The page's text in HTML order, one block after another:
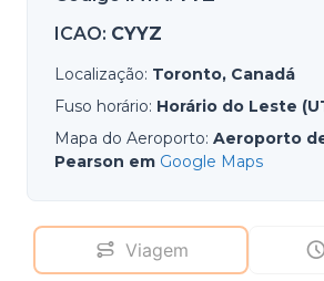
ICAO: CYYZ
Localização: Toronto, Canadá
Fuso horário: Horário do Leste
Mapa do Aeroporto: Aeroporto
Pearson em Google Maps